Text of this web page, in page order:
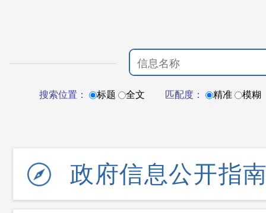
搜索位置： 标题 全文 匹配度： 精准 模糊
政府信息公开指